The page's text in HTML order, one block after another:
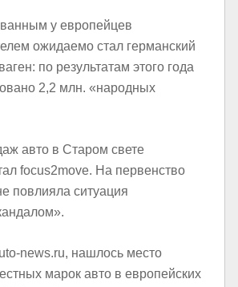
у европейцев
ожидаемо стал германский
по результатам этого года
2,2 млн. «народных
авто в Старом свете
focus2move. На первенство
повлияла ситуация
news.ru, нашлось место
марок авто в европейских